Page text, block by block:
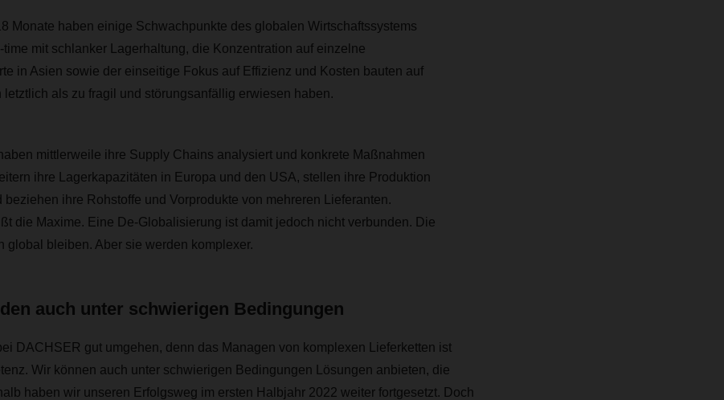
Monate haben einige Schwachpunkte des globalen Wirtschaftssystems
time mit schlanker Lagerhaltung, die Konzentration auf einzelne
in Asien sowie der einseitige Fokus auf Effizienz und Kosten bauten auf
letztlich als zu fragil und störungsanfällig erwiesen haben.
mittlerweile ihre Supply Chains analysiert und konkrete Maßnahmen
ihre Lagerkapazitäten in Europa und den USA, stellen ihre Produktion
beziehen ihre Rohstoffe und Vorprodukte von mehreren Lieferanten.
die Maxime. Eine De-Globalisierung ist damit jedoch nicht verbunden. Die
global bleiben. Aber sie werden komplexer.
auch unter schwierigen Bedingungen
DACHSER gut umgehen, denn das Managen von komplexen Lieferketten ist
Wir können auch unter schwierigen Bedingungen Lösungen anbieten, die
haben wir unseren Erfolgsweg im ersten Halbjahr 2022 weiter fortgesetzt. Doch